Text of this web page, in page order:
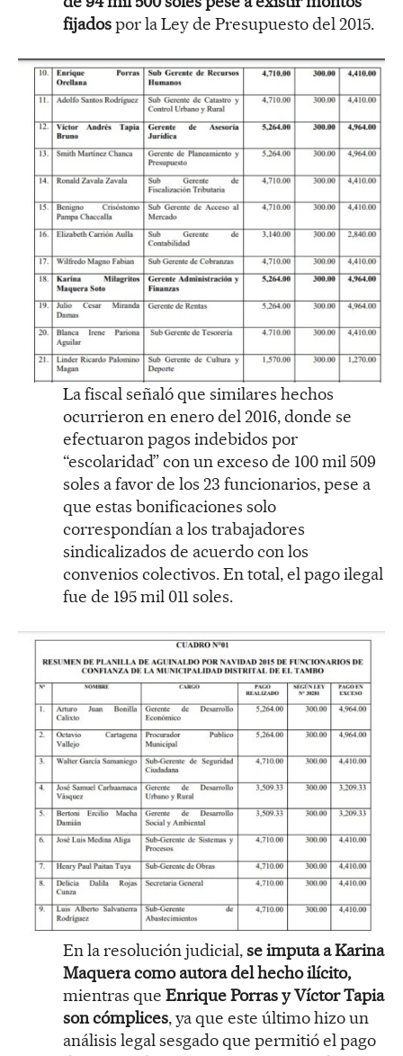
fijadospor la Ley de Presupuesto del 2015.
La fiscal señaló que similares hechos
ocurrieron en enero del 2016, donde se
efectuaron pagos indebidos por
“escolaridad” con un exceso de 100 mil 509
soles a favor de los 23 funcionarios, pese a
que estas bonificaciones solo
correspondían a los trabajadores
sindicalizados de acuerdo con los
convenios colectivos. En total, el pago ilegal
fue de 195 mil 011 soles.
En la resolución judicial,se imputa a Karina
Maquera como autora del hecho ilícito,
mientras que Enrique Porras y Víctor Tapia
son cómplices, ya que este último hizo un
análisis legal sesgado que permitió el pago